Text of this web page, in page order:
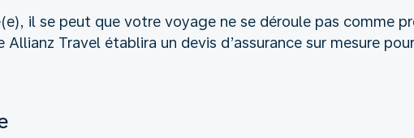
il se peut que votre voyage ne se déroule pas comme
Allianz Travel établira un devis d’assurance sur mesure